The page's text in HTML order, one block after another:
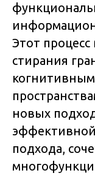
Этот
стирания
новых
подхода,